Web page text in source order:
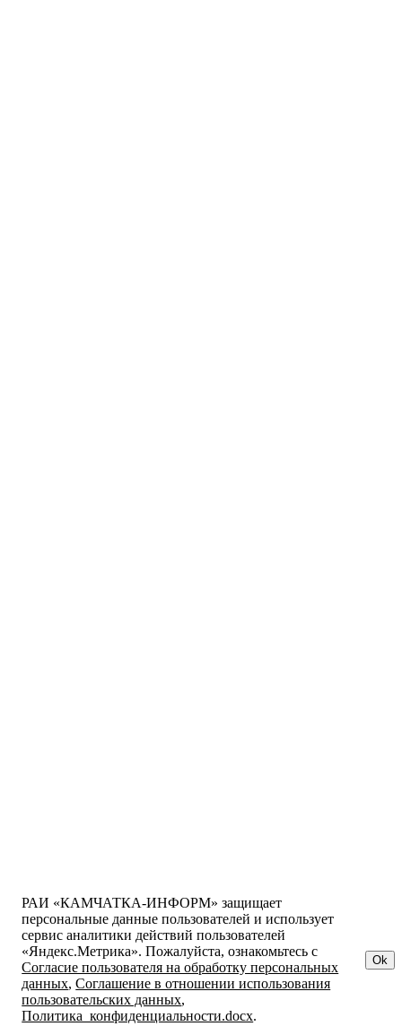
РАИ «КАМЧАТКА-ИНФОРМ» защищает
персональные данные пользователей и использует
сервис аналитики действий пользователей
«Яндекс.Метрика». Пожалуйста, ознакомьтесь с
Согласие пользователя на обработку персональных
данных,Соглашение в отношении использования
пользовательских данных,
Политика_конфиденциальности.docx.
Ok